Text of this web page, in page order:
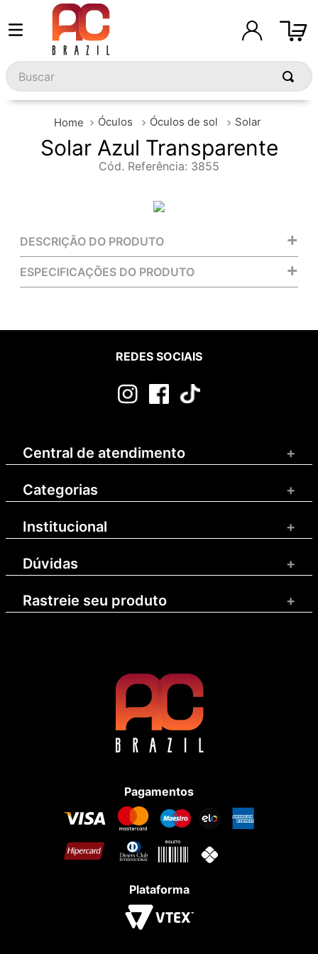
Buscar
Óculos Óculos de sol Solar
Solar Azul Transparente
Cód. Referência: 3855
DESCRIÇÃO DO PRODUTO +
ESPECIFICAÇÕES DO PRODUTO +
REDES SOCIAIS
Central de atendimento +
Categorias +
Institucional +
Dúvidas +
Rastreie seu produto +
Pagamentos
Plataforma